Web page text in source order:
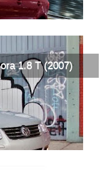
1.8 T (2007)